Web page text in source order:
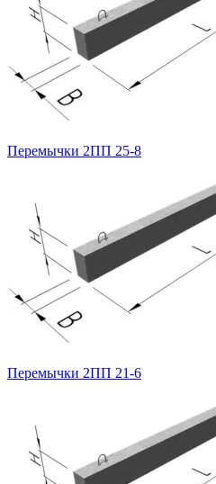
Перемычки 2ПП 25-8
Перемычки 2ПП 21-6